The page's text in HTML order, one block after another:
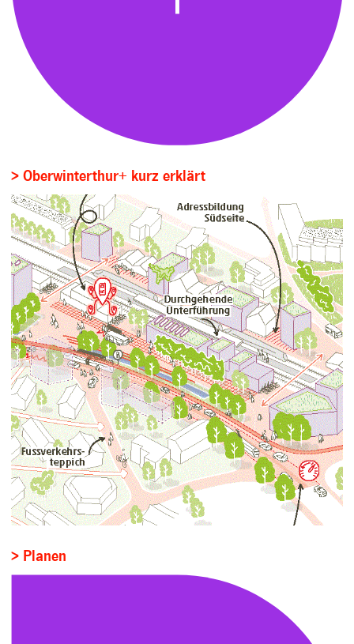
> Oberwinterthur+ kurz erklärt
> Planen